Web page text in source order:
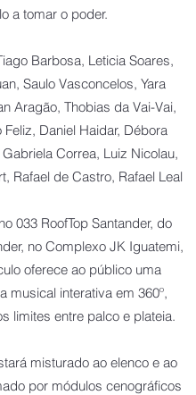
lo a tomar o poder.
Barbosa, Leticia Soares,
Saulo Vasconcelos, Yara
Aragão, Thobias da Vai-Vai,
Feliz, Daniel Haidar, Débora
Correa, Luiz Nicolau,
Rafael de Castro, Rafael Leal
033 RoofTop Santander, do
no Complexo JK Iguatemi,
oferece ao público uma
musical interativa em 360º,
limites entre palco e plateia.
misturado ao elenco e ao
por módulos cenográficos